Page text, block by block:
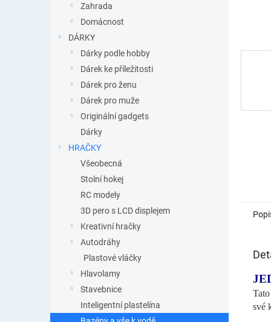
Zahrada
Domácnost
DÁRKY
Dárky podle hobby
Dárek ke příležitosti
Dárek pro ženu
Dárek pro muže
Originální gadgets
Dárky
HRAČKY
Všeobecná
Stolní hokej
RC modely
3D pero s LCD displejem
Kreativní hračky
Autodráhy
Plastové vláčky
Hlavolamy
Stavebnice
Inteligentní plastelína
své